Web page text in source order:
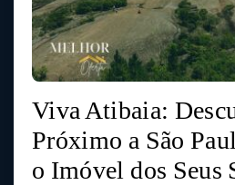
Viva Atibaia:
Próximo a São
o Imóvel dos Seus